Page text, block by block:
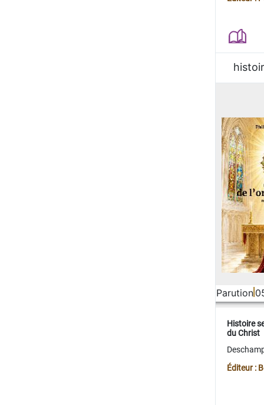
Parution
Histoire
du Christ
Éditeur :